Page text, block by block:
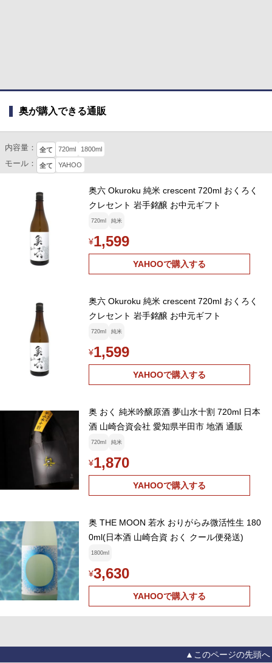
奥が購入できる通販
内容量： 全て 720ml 1800ml
モール： 全て YAHOO
奥六 Okuroku 純米 crescent 720ml おくろく
クレセント 岩手銘醸 お中元ギフト
720ml 純米
¥1,599
YAHOOで購入する
奥六 Okuroku 純米 crescent 720ml おくろく
クレセント 岩手銘醸 お中元ギフト
720ml 純米
¥1,599
YAHOOで購入する
奥 おく 純米吟醸原酒 夢山水十割 720ml 日本
酒 山崎合資会社 愛知県半田市 地酒 通販
720ml 純米
¥1,870
YAHOOで購入する
奥 THE MOON 若水 おりがらみ微活性生 180
0ml(日本酒 山崎合資 おく クール便発送)
1800ml
¥3,630
YAHOOで購入する
▲このページの先頭へ